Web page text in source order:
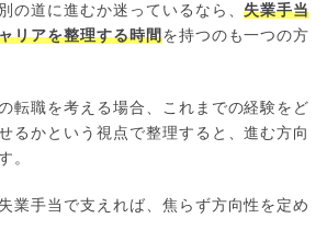
の道に進むか迷っているなら、失業手当
リアを整理する時間を持つのも一つの方
転職を考える場合、これまでの経験をど
るかという視点で整理すると、進む方向
。
業手当で支えれば、焦らず方向性を定め